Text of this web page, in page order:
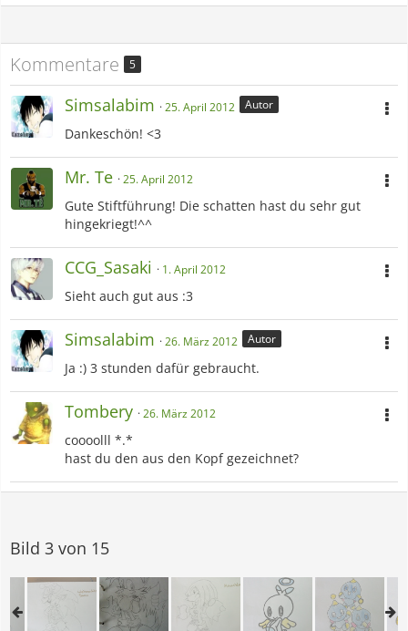
Kommentare 5
Simsalabim 25. April 2012 Autor
Dankeschön! <3
Mr. Te 25. April 2012
Gute Stiftführung! Die schatten hast du sehr gut
hingekriegt!^^
CCG_Sasaki 1. April 2012
Sieht auch gut aus :3
Simsalabim 26. März 2012 Autor
Ja :) 3 stunden dafür gebraucht.
Tombery 26. März 2012
coooolll *.*
hast du den aus den Kopf gezeichnet?
Bild 3 von 15